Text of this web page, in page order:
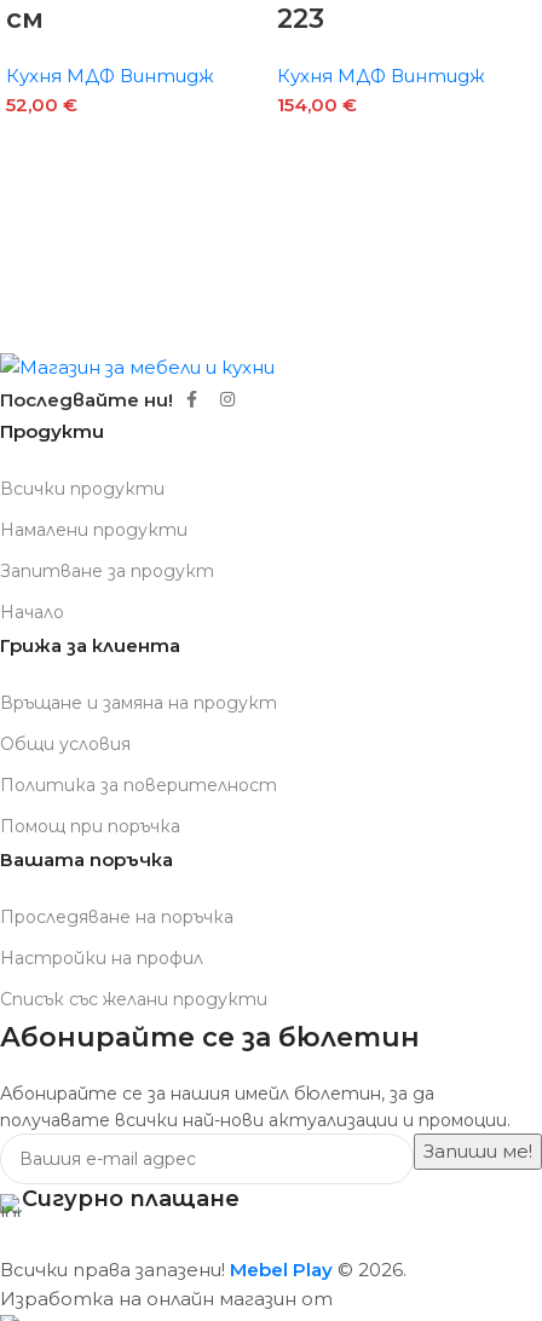
см
Кухня МДФ Винтидж
52,00 €
223
Кухня МДФ Винтидж
154,00 €
Последвайте ни!
Продукти
Всички продукти
Намалени продукти
Запитване за продукт
Начало
Грижа за клиента
Връщане и замяна на продукт
Общи условия
Политика за поверителност
Помощ при поръчка
Вашата поръчка
Проследяване на поръчка
Настройки на профил
Списък със желани продукти
Абонирайте се за бюлетин
Абонирайте се за нашия имейл бюлетин, за да
получавате всички най-нови актуализации и промоции.
Сигурно плащане
Всички права запазени! Mebel Play © 2026.
Изработка на онлайн магазин от